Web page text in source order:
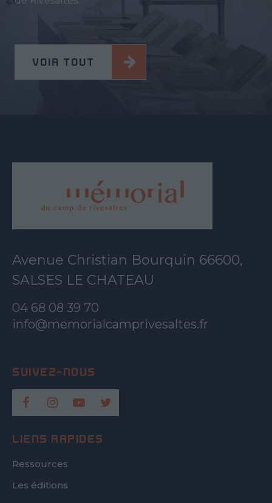
VOIR TOUT
Avenue Christian Bourquin 66600,
SALSES LE CHATEAU
04 68 08 39 70
info@memorialcamprivesaltes.fr
LIENS RAPIDES
Ressources
Les éditions